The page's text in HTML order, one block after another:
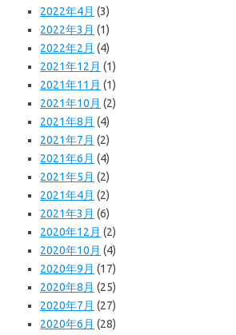
2022年4月 (3)
2022年3月 (1)
2022年2月 (4)
2021年12月 (1)
2021年11月 (1)
2021年10月 (2)
2021年8月 (4)
2021年7月 (2)
2021年6月 (4)
2021年5月 (2)
2021年4月 (2)
2021年3月 (6)
2020年12月 (2)
2020年10月 (4)
2020年9月 (17)
2020年8月 (25)
2020年7月 (27)
2020年6月 (28)